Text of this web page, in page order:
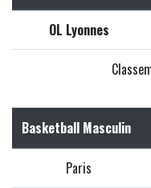
OL Lyonnes
Basketball Masculin
Paris